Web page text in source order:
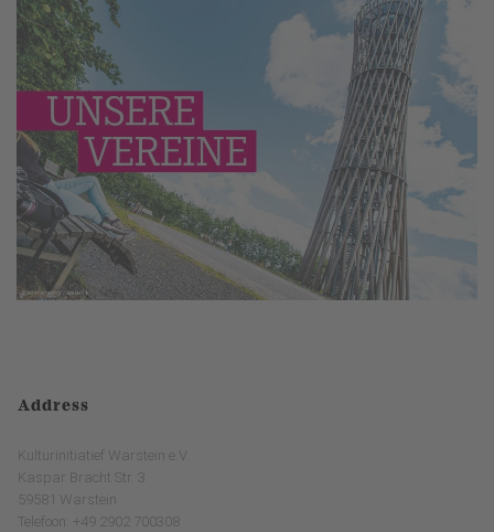
Address
Kulturinitiatief Warstein e.V.
Kaspar Bracht Str. 3
59581 Warstein
Telefoon: +49 2902 700308